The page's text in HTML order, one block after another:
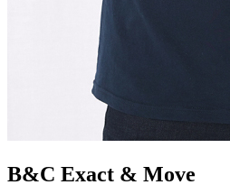
B&C Exact & Move